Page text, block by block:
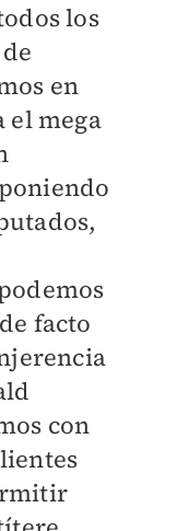
los
en
el mega
facto
con